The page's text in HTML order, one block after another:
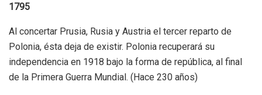
1795
Al concertar Prusia, Rusia y Austria el tercer reparto de
Polonia, ésta deja de existir. Polonia recuperará su
independencia en 1918 bajo la forma de república, al final
de la Primera Guerra Mundial. (Hace 230 años)